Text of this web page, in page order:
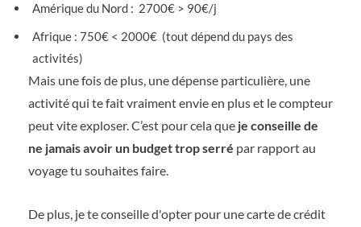
Amérique du Nord : 2700€ > 90€/j
Afrique : 750€ < 2000€ (tout dépend du pays des
activités)
Mais une fois de plus, une dépense particulière, une
activité qui te fait vraiment envie en plus et le compteur
peut vite exploser. C’est pour cela que je conseille de
ne jamais avoir un budget trop serré par rapport au
voyage tu souhaites faire.
De plus, je te conseille d'opter pour une carte de crédit